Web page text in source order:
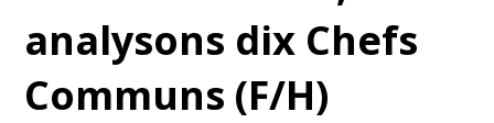
analysons dix Chefs
Communs (F/H)